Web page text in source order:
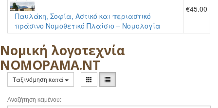
Παυλάκη, Σοφία, Αστικό και περιαστικό
πράσινο Νομοθετικό Πλαίσιο – Νομολογία
€45.00
Νομική λογοτεχνία
ΝΟΜΟΡΑΜΑ.ΝΤ
Ταξινόμηση κατά
Αναζήτηση κειμένου: